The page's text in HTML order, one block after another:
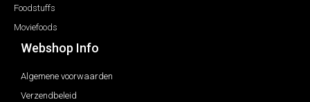
Foodstuffs
Moviefoods
Webshop Info
Algemene voorwaarden
Verzendbeleid